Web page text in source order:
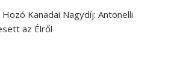
Kanadai Nagydíj: Antonelli
az Élről